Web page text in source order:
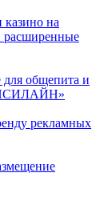
на
расширенные
для общепита и
рекламных